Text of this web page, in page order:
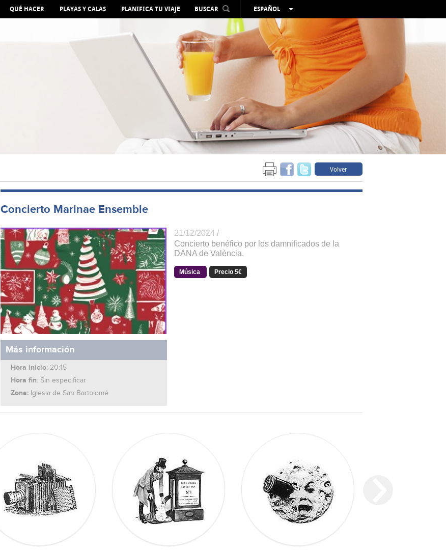
QUÉ HACER PLAYAS Y CALAS PLANIFICA TU VIAJE BUSCAR
ESPAÑOL
VALENCIÀ
ENGLISH
FRANÇAIS
DEUTSCH
Volver
Concierto Marinae Ensemble
Más información
Hora inicio: 20:15
Hora fin: Sin especificar
Zona: Iglesia de San Bartolomé
21/12/2024 /
Concierto benéfico por los damnificados de la
DANA de València.
Música Precio 5€